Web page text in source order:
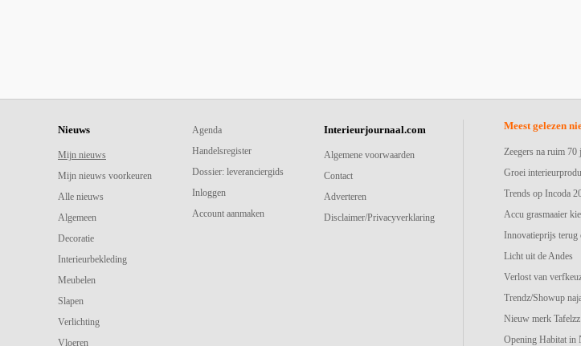
Nieuws
Mijn nieuws
Mijn nieuws voorkeuren
Alle nieuws
Algemeen
Decoratie
Interieurbekleding
Meubelen
Slapen
Verlichting
Vloeren
Agenda
Handelsregister
Dossier: leveranciergids
Inloggen
Account aanmaken
Interieurjournaal.com
Algemene voorwaarden
Contact
Adverteren
Disclaimer/Privacyverklaring
Meest gelezen
Zeegers na ruim 70
Groei
Trends op Incoda
Accu grasmaaier
Innovatieprijs terug
Licht uit de Andes
Verlost van
Trendz/Showup
Nieuw merk Tafelzz
Opening Habitat in